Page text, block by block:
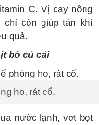
C. Vị cay nồng
chí còn giúp tán khí
quả.
bò củ cải
ho, rát cổ.
nước lạnh, vớt bọt